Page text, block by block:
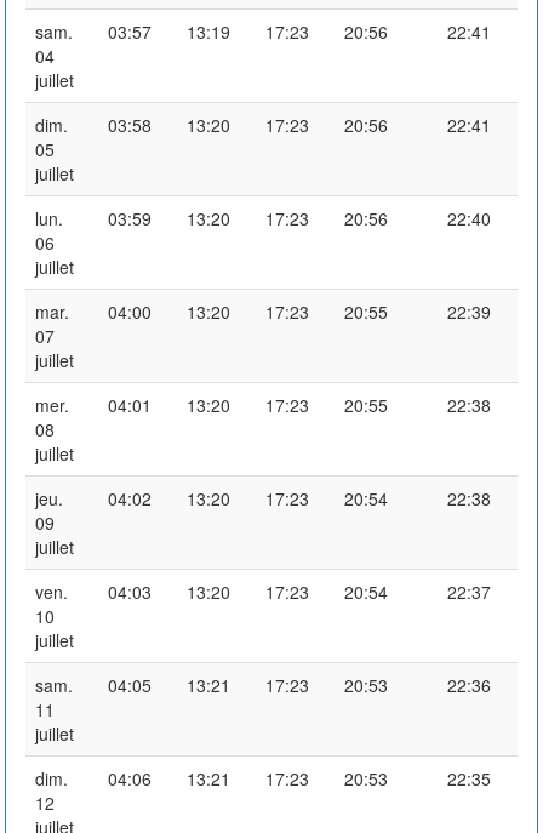
sam.
04
juillet
03:57 13:19 17:23 20:56 22:41
dim.
05
juillet
03:58 13:20 17:23 20:56 22:41
lun.
06
juillet
03:59 13:20 17:23 20:56 22:40
mar.
07
juillet
04:00 13:20 17:23 20:55 22:39
mer.
08
juillet
04:01 13:20 17:23 20:55 22:38
jeu.
09
juillet
04:02 13:20 17:23 20:54 22:38
ven.
10
juillet
04:03 13:20 17:23 20:54 22:37
sam.
11
juillet
04:05 13:21 17:23 20:53 22:36
dim.
12
juillet
04:06 13:21 17:23 20:53 22:35